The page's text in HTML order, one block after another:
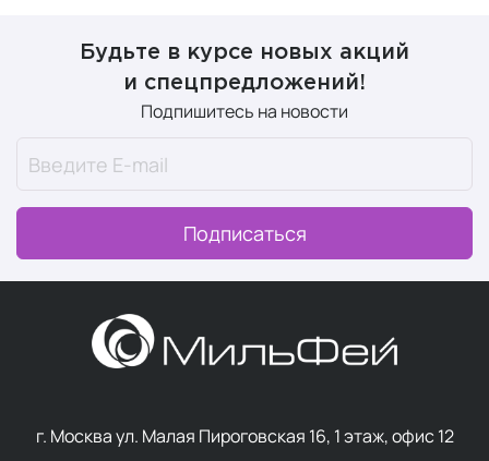
Будьте в курсе новых акций
и спецпредложений!
Подпишитесь на новости
Подписаться
г. Москва ул. Малая Пироговская 16, 1 этаж, офис 12